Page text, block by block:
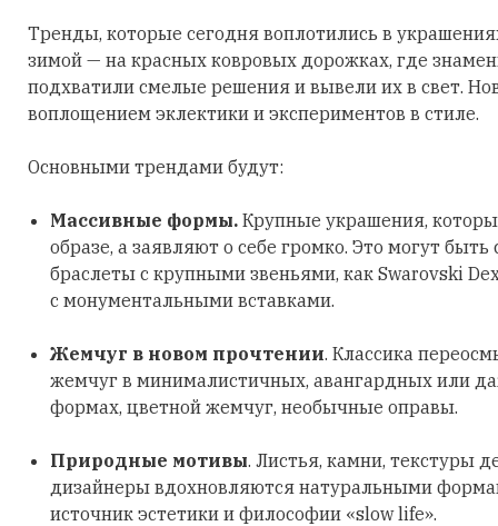
Тренды, которые сегодня воплотились в
зимой — на красных ковровых дорожках, где
подхватили смелые решения и вывели их в свет.
воплощением эклектики и экспериментов в стиле.
Основными трендами будут:
Массивные формы. Крупные украшения,
образе, а заявляют о себе громко. Это могут быть
браслеты с крупными звеньями, как Swarovski
с монументальными вставками.
Жемчуг в новом прочтении. Классика
жемчуг в минималистичных, авангардных или
формах, цветной жемчуг, необычные оправы.
Природные мотивы. Листья, камни, текстуры
дизайнеры вдохновляются натуральными
источник эстетики и философии «slow life».